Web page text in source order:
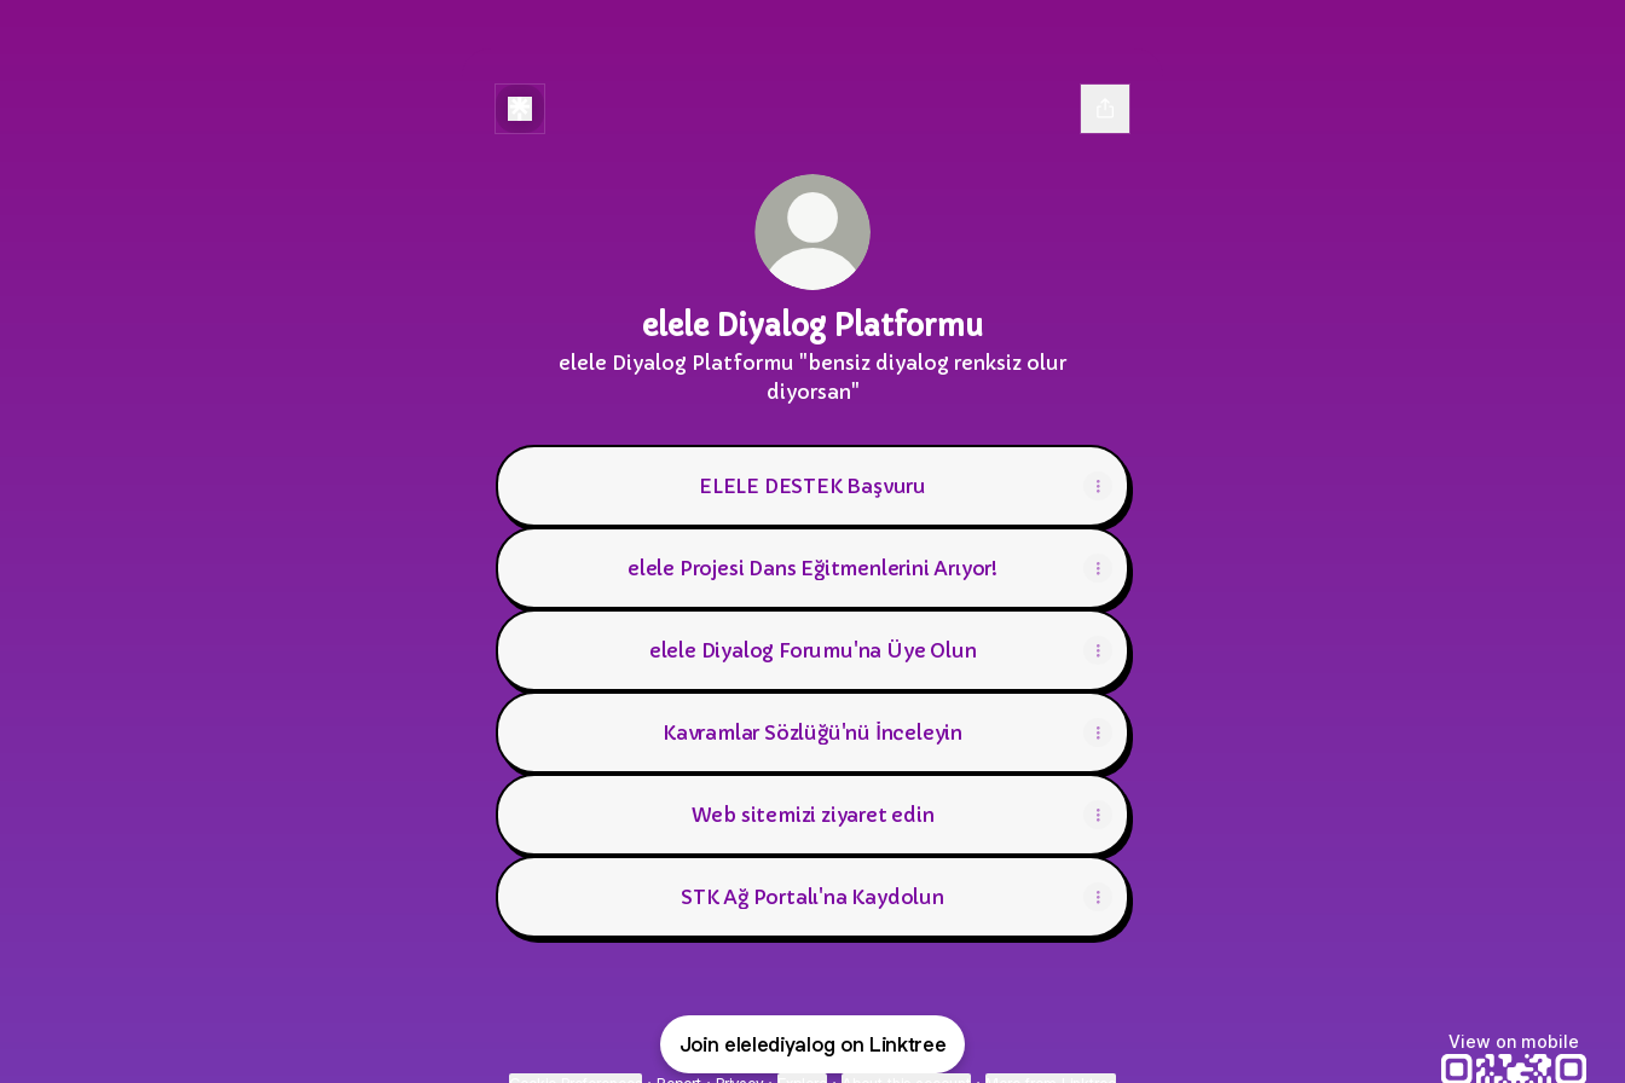
elele Diyalog Platformu
elele Diyalog Platformu "bensiz diyalog renksiz olur
diyorsan"
ELELE DESTEK Başvuru
elele Projesi Dans Eğitmenlerini Arıyor!
elele Diyalog Forumu'na Üye Olun
Kavramlar Sözlüğü'nü İnceleyin
Web sitemizi ziyaret edin
STK Ağ Portalı'na Kaydolun
Join elelediyalog on Linktree View on mobile